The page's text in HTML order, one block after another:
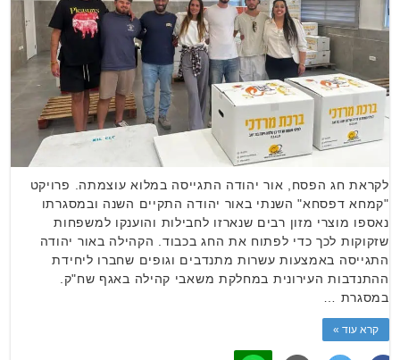
לקראת חג הפסח, אור יהודה התגייסה במלוא עוצמתה. פרויקט
"קמחא דפסחא" השנתי באור יהודה התקיים השנה ובמסגרתו
נאספו מוצרי מזון רבים שנארזו לחבילות והוענקו למשפחות
שזקוקות לכך כדי לפתוח את החג בכבוד. הקהילה באור יהודה
התגייסה באמצעות עשרות מתנדבים וגופים שחברו ליחידת
ההתנדבות העירונית במחלקת משאבי קהילה באגף שח"ק.
במסגרת …
קרא עוד »